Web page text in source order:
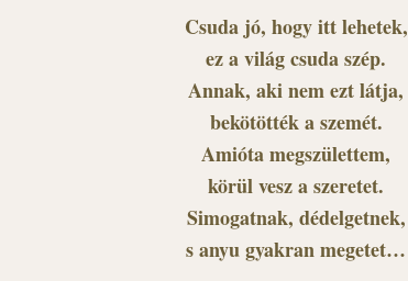
Csuda jó, hogy itt lehetek,
ez a világ csuda szép.
Annak, aki nem ezt látja,
bekötötték a szemét.
Amióta megszülettem,
körül vesz a szeretet.
Simogatnak, dédelgetnek,
s anyu gyakran megetet…